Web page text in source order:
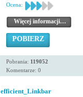
Ocena:
Więcej informacji…
POBIERZ
Pobrania: 119052
Komentarze: 0
efficient_Linkbar